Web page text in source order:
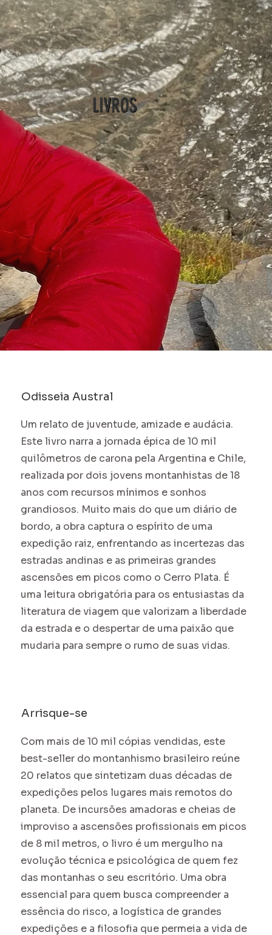
LIVROS
Odisseia Austral
Um relato de juventude, amizade e audácia.
Este livro narra a jornada épica de 10 mil
quilômetros de carona pela Argentina e Chile,
realizada por dois jovens montanhistas de 18
anos com recursos mínimos e sonhos
grandiosos. Muito mais do que um diário de
bordo, a obra captura o espírito de uma
expedição raiz, enfrentando as incertezas das
estradas andinas e as primeiras grandes
ascensões em picos como o Cerro Plata. É
uma leitura obrigatória para os entusiastas da
literatura de viagem que valorizam a liberdade
da estrada e o despertar de uma paixão que
mudaria para sempre o rumo de suas vidas.
Arrisque-se
Com mais de 10 mil cópias vendidas, este
best-seller do montanhismo brasileiro reúne
20 relatos que sintetizam duas décadas de
expedições pelos lugares mais remotos do
planeta. De incursões amadoras e cheias de
improviso a ascensões profissionais em picos
de 8 mil metros, o livro é um mergulho na
evolução técnica e psicológica de quem fez
das montanhas o seu escritório. Uma obra
essencial para quem busca compreender a
essência do risco, a logística de grandes
expedições e a filosofia que permeia a vida de